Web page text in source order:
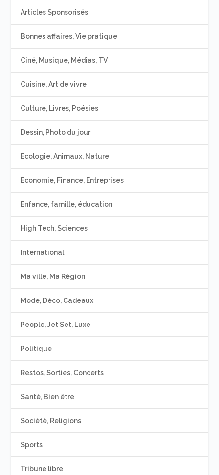
Articles Sponsorisés
Bonnes affaires, Vie pratique
Ciné, Musique, Médias, TV
Cuisine, Art de vivre
Culture, Livres, Poésies
Dessin, Photo du jour
Ecologie, Animaux, Nature
Economie, Finance, Entreprises
Enfance, famille, éducation
High Tech, Sciences
International
Ma ville, Ma Région
Mode, Déco, Cadeaux
People, Jet Set, Luxe
Politique
Restos, Sorties, Concerts
Santé, Bien être
Société, Religions
Sports
Tribune libre